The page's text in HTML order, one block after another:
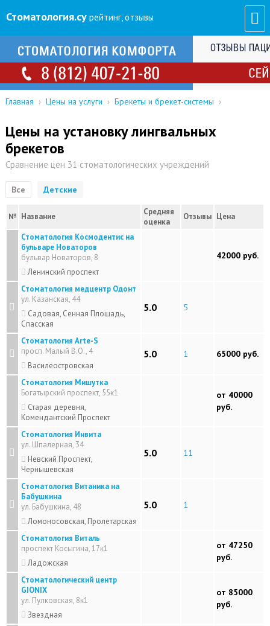
Стоматология.су рейтинг, отзывы
Главная › Цены на услуги › Брекеты и брекет-системы ›
Цены на установку лингвальных
брекетов
Сравнение цен 31 стоматологических учреждений
Все Детские
№ Название
Средняя
оценка
Отзывы Цена
Стоматология Космодентис на
бульваре Новаторов
бульвар Новаторов, 8
Ленинский проспект
42000 руб.
Стоматология медцентр Одонт
ул. Казанская, 44
Садовая, Сенная Площадь,
Спасская
5.0 5
Стоматология Arte-S
просп. Малый В.О., 4
Василеостровская
5.0 1 65000 руб.
Стоматология Мишутка
Богатырский проспект, 55к1
Старая деревня,
Комендантский Проспект
от 40000
руб.
Стоматология Инвита
ул. Шпалерная, 34
Невский Проспект,
Чернышевская
5.0 11
Стоматология Витаника на
Бабушкина
ул. Бабушкина, 48
Ломоносовская, Пролетарская
5.0 1
Стоматология Виталь
проспект Косыгина, 17к1
Ладожская
от 47250
руб.
Стоматологический центр
GIONIX
ул. Пулковская, 8к1
Звездная
от 85000
руб.